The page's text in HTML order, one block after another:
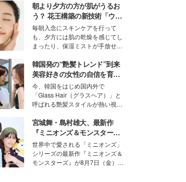
モデル・愛甲ひかりさんと橋下美
好さんを迎えて本音で女子会トー
ク。猛暑のお出かけを快適に過ご
すヒントや、2人が感動した夏の
生理の新常識にも迫りました。
朝より夕方の方が肌がうるお
う？ 花王構築の新技術「ウォ
ーターキャプチャリングスキ
ン（捕水肌）」がスキンケア
の常識を変える予感
毎朝入念にスキンケアを行って
も、夕方には肌の乾燥を感じてし
まったり、保湿ミストが手放せな
な美容の常識を大きく変える可能
性を秘めた、革新的な「Water
Capturing Skin（ウォーターキャ
プチャリングスキン：捕水肌）」
技術を、花王が構築した。
韓国発の“艶髪トレンド”到来
美容好きの女性の自信を育む
「ヘアケア事情」って？
今、韓国をはじめ国内外で
「Glass Hair（グラスヘア）」と
呼ばれる艶髪スタイルが熱い視線
ションの完成度を高めるベースと
して、“髪そのものの美しさ”に改
めて注目する人が増えている様
子。今回は、そんな憧れの艶やか
な髪を日常で叶える、美容好きの
女性たちのヘアケア事情を紹介し
宮城舞・島村雄大、最新作
『ミニオンズ＆モンスター
ズ』の魅力熱弁 ハチャメチャ
だけじゃない“友情と絆”に感
動
世界中で愛される「ミニオンズ」
シリーズの最新作『ミニオンズ＆
モンスターズ』が8月7日（金）に